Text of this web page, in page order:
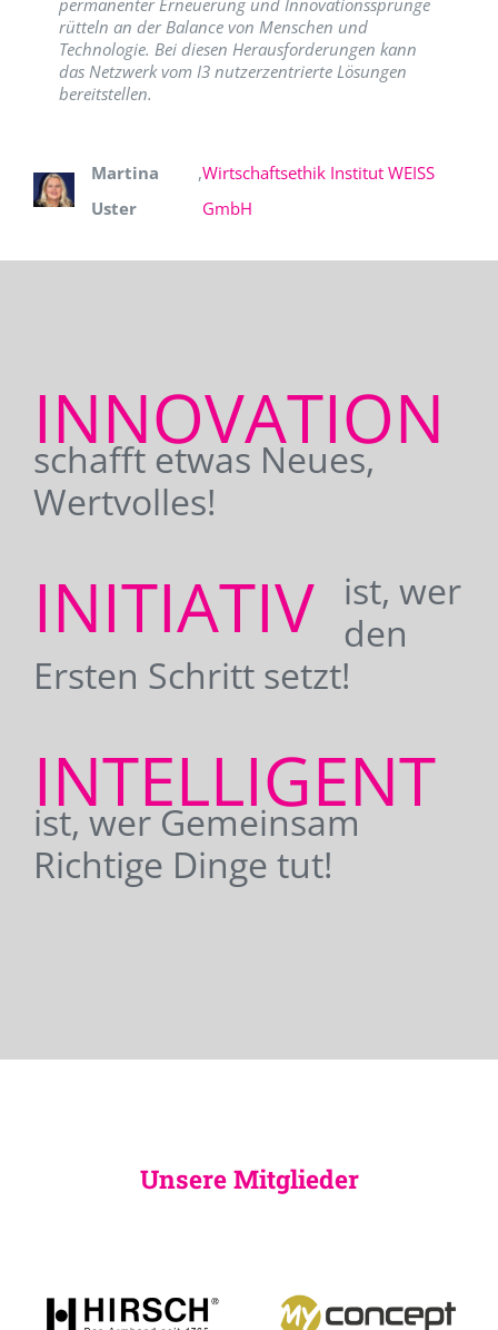
permanenter Erneuerung und Innovationssprünge
rütteln an der Balance von Menschen und
Technologie. Bei diesen Herausforderungen kann
das Netzwerk vom I3 nutzerzentrierte Lösungen
bereitstellen.
Martina
Uster
,Wirtschaftsethik Institut WEISS
GmbH
INNOVATION
schafft etwas Neues,
Wertvolles!
INITIATIV
ist, wer
den
Ersten Schritt setzt!
INTELLIGENT
ist, wer Gemeinsam
Richtige Dinge tut!
Unsere Mitglieder